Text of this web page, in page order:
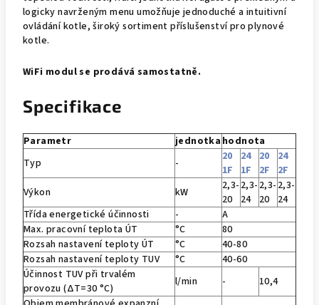
logicky navrženým menu umožňuje jednoduché a intuitivní
ovládání kotle, široký sortiment příslušenství pro plynové
kotle.
WiFi modul se prodává samostatně.
Specifikace
Parametr jednotka hodnota
Typ
-
20
1F
24
1F
20
2F
24
2F
Výkon
kW
2,3-
20
2,3-
24
2,3-
20
2,3-
24
Třída energetické účinnosti
-
A
Max. pracovní teplota ÚT
°C
80
Rozsah nastavení teploty ÚT
°C
40-80
Rozsah nastavení teploty TUV
°C
40-60
Účinnost TUV při trvalém
provozu (ΔT=30 °C)
l/min -
10,4